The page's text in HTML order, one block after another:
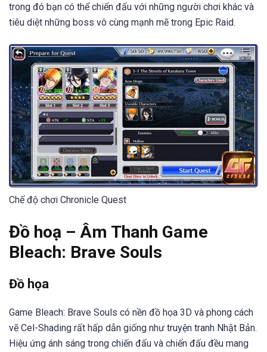
trong đó bạn có thể chiến đấu với những người chơi khác và
tiêu diệt những boss vô cùng mạnh mẽ trong Epic Raid.
Chế độ chơi Chronicle Quest
Đồ hoạ – Âm Thanh Game
Bleach: Brave Souls
Đồ họa
Game Bleach: Brave Souls có nền đồ họa 3D và phong cách
vẽ Cel-Shading rất hấp dẫn giống như truyện tranh Nhật Bản.
Hiệu ứng ánh sáng trong chiến đấu và chiến đấu đều mang